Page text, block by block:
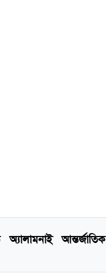
অ্যালামনাই আন্তর্জাতিক